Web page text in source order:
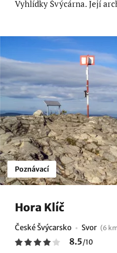
Vyhlídky Švýcárna. Její
Poznávací
Hora Klíč
České Švýcarsko Svor (6
8.5/10